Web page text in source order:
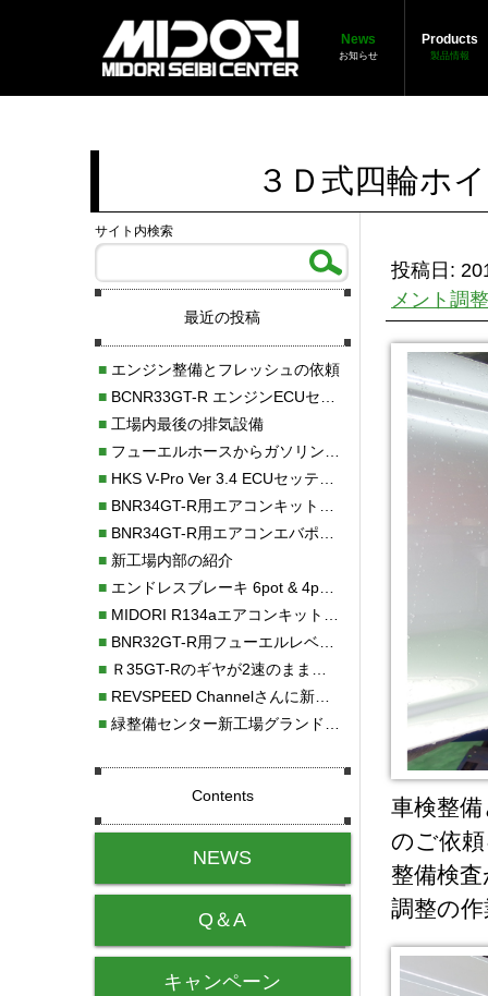
News
お知らせ
Products
製品情報
３Ｄ式四輪ホ
投稿日:
メント調
車検整
のご依
整備検
調整の
サイト内検索
最近の投稿
■エンジン整備とフレッシュの依頼
■BCNR33GT-R エンジンECUセッティング調整
■工場内最後の排気設備
■フューエルホースからガソリン漏れ
■HKS V-Pro Ver 3.4 ECUセッティング
■BNR34GT-R用エアコンキット新発売！！
■BNR34GT-R用エアコンエバポレーターを新発売！！
■新工場内部の紹介
■エンドレスブレーキ 6pot & 4potオーバーホール
■MIDORI R134aエアコンキットタイプⅡ取り付け
■BNR32GT-R用フューエルレベルセンサー新発売！！
■Ｒ35GT-Rのギヤが2速のまま変速しない！！
■REVSPEED Channelさんに新社屋を紹介していただきました!!
■緑整備センター新工場グランドオープン・続報
Contents
NEWS
Q＆A
キャンペーン